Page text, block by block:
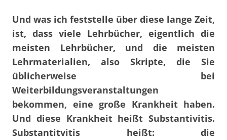
Und was ich feststelle über diese lange Zeit,
ist, dass viele Lehrbücher, eigentlich die
meisten Lehrbücher, und die meisten
Lehrmaterialien, also Skripte, die Sie
üblicherweise bei
Weiterbildungsveranstaltungen
bekommen, eine große Krankheit haben.
Und diese Krankheit heißt Substantivitis.
Substantitvitis heißt: die